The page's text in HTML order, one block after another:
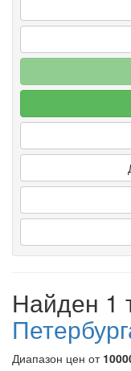
Найден 1
Диапазон цен от